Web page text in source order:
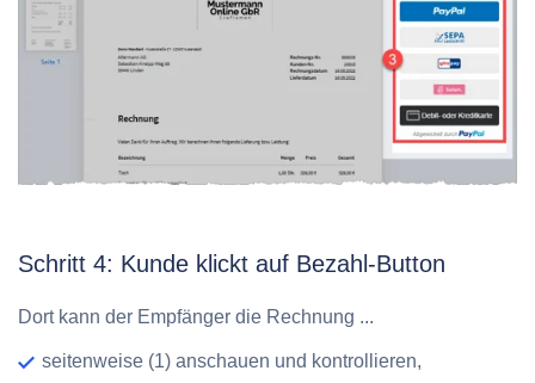
Schritt 4: Kunde klickt auf Bezahl-Button
Dort kann der Empfänger die Rechnung ...
seitenweise (1) anschauen und kontrollieren,